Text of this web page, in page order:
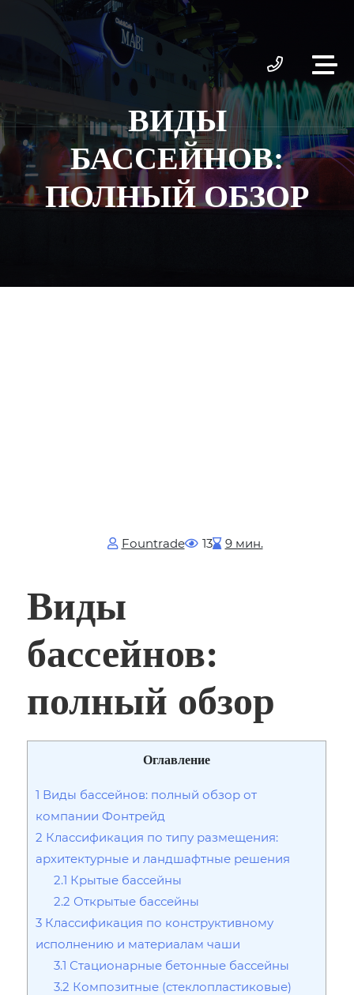
ВИДЫ
БАССЕЙНОВ:
ПОЛНЫЙ ОБЗОР
Fоuntrade 13 9 мин.
Виды
бассейнов:
полный обзор
Оглавление
1 Виды бассейнов: полный обзор от
компании Фонтрейд
2 Классификация по типу размещения:
архитектурные и ландшафтные решения
2.1 Крытые бассейны
2.2 Открытые бассейны
3 Классификация по конструктивному
исполнению и материалам чаши
3.1 Стационарные бетонные бассейны
3.2 Композитные (стеклопластиковые)